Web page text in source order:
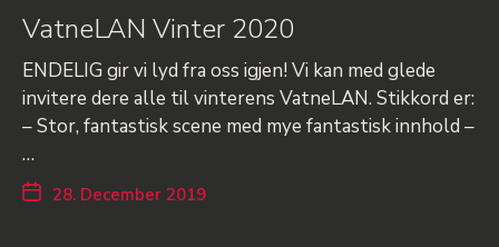
VatneLAN Vinter 2020
ENDELIG gir vi lyd fra oss igjen! Vi kan med glede
invitere dere alle til vinterens VatneLAN. Stikkord er:
– Stor, fantastisk scene med mye fantastisk innhold –
…
28. December 2019